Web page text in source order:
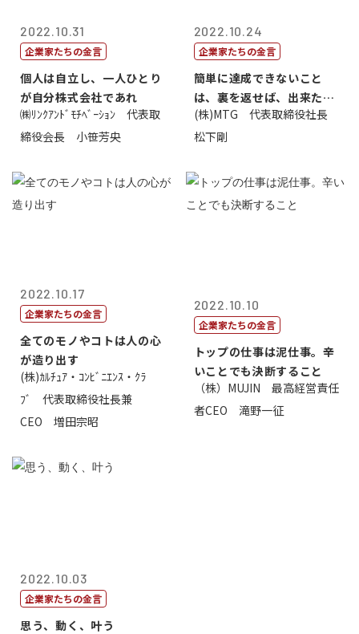
2022.10.31
企業家たちの金言
個人は自立し、一人ひとり
が自分株式会社であれ
㈱ﾘﾝｸｱﾝﾄﾞﾓﾁﾍﾞｰｼｮﾝ 代表取
締役会長 小笹芳央
2022.10.24
企業家たちの金言
簡単に達成できないこと
は、裏を返せば、出来たら
価値があるとい...
(株)MTG 代表取締役社長
松下剛
2022.10.17
企業家たちの金言
全てのモノやコトは人の心
が造り出す
(株)ｶﾙﾁｭｱ・ｺﾝﾋﾞﾆｴﾝｽ・ｸﾗ
ﾌﾞ 代表取締役社長兼
CEO 増田宗昭
2022.10.10
企業家たちの金言
トップの仕事は泥仕事。辛
いことでも決断すること
（株）MUJIN 最高経営責任
者CEO 滝野一征
2022.10.03
企業家たちの金言
思う、動く、叶う